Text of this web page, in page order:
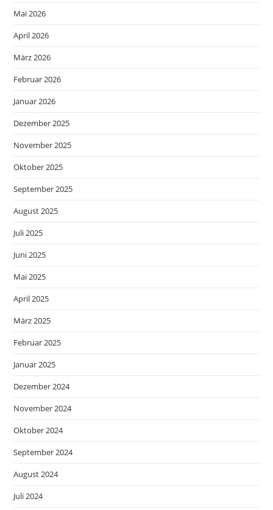
Mai 2026
April 2026
März 2026
Februar 2026
Januar 2026
Dezember 2025
November 2025
Oktober 2025
September 2025
August 2025
Juli 2025
Juni 2025
Mai 2025
April 2025
März 2025
Februar 2025
Januar 2025
Dezember 2024
November 2024
Oktober 2024
September 2024
August 2024
Juli 2024